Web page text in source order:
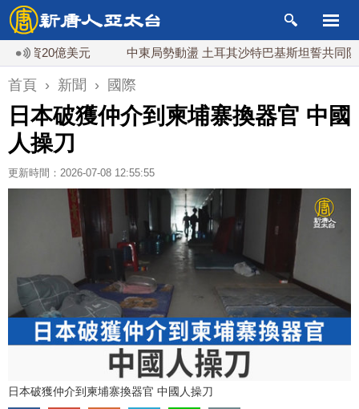
20億美元 中東局勢動盪 土耳其沙特巴基斯坦誓共同防禦
首頁 › 新聞 › 國際
日本破獲仲介到柬埔寨換器官 中國
人操刀
更新時間：2026-07-08 12:55:55
日本破獲仲介到柬埔寨換器官 中國人操刀